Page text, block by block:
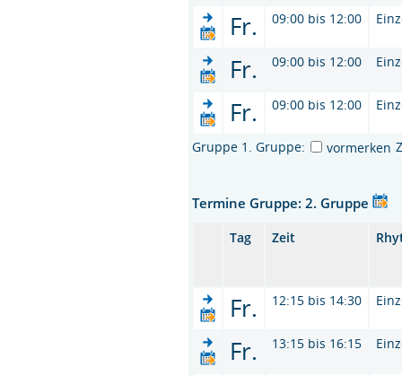
Fr. 09:00 bis 12:00
Fr. 09:00 bis 12:00
Fr. 09:00 bis 12:00
Gruppe 1. Gruppe: vormerken
Termine Gruppe: 2. Gruppe
Tag Zeit
Fr. 12:15 bis 14:30
Fr. 13:15 bis 16:15